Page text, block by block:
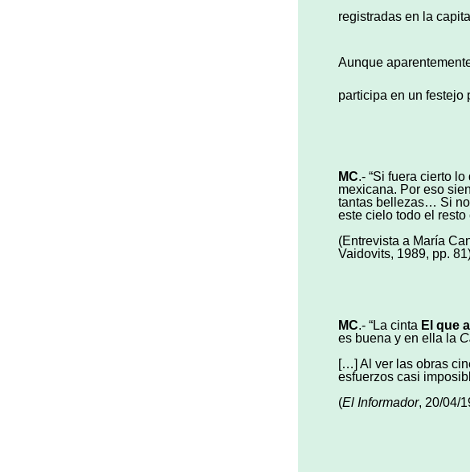
registradas en la
Aunque
participa en un festejo
MC.- “Si fuera cierto
mexicana. Por eso
tantas bellezas… Si
este cielo todo el
(Entrevista a María
Vaidovits, 1989, pp.
MC.- “La cinta El que
es buena y en ella la
[…] Al ver las obras
esfuerzos casi
(El Informador, 20/04/